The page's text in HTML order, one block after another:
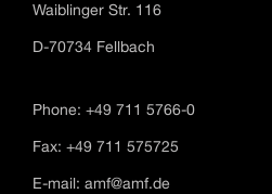
Waiblinger Str. 116
D-70734 Fellbach
Phone: +49 711 5766-0
Fax: +49 711 575725
E-mail: amf@amf.de